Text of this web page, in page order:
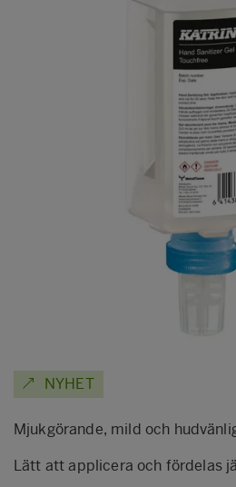
NYHET
Mjukgörande, mild och
Lätt att applicera och fördelas